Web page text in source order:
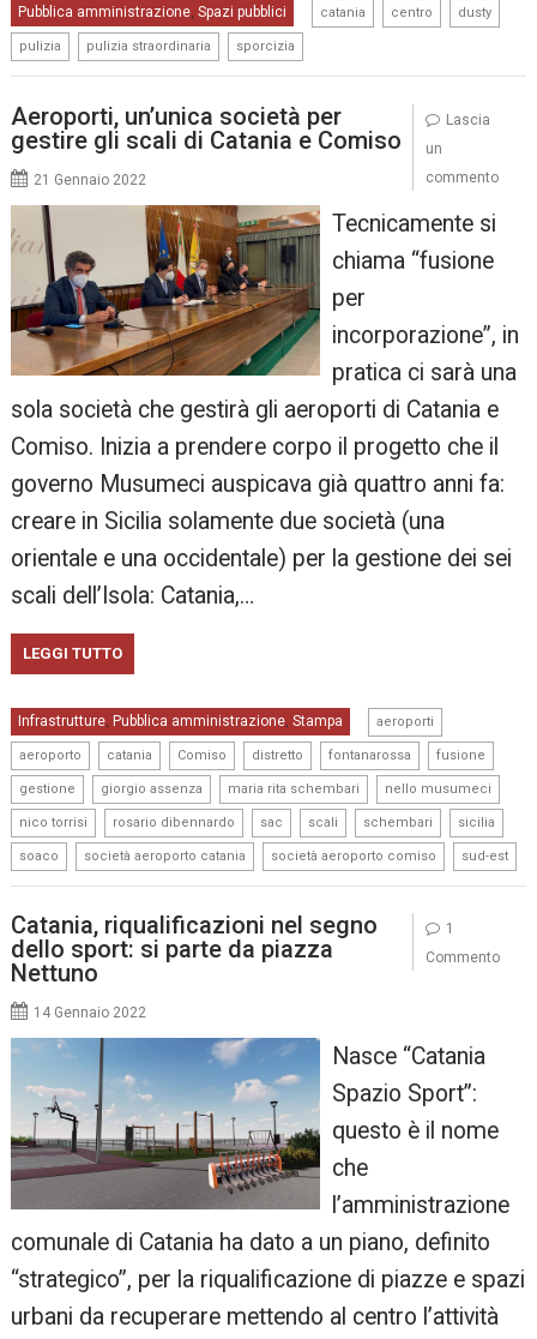
Pubblica amministrazione,Spazi pubblici catania centro dusty
pulizia pulizia straordinaria sporcizia
Aeroporti, un’unica società per
gestire gli scali di Catania e Comiso
21 Gennaio 2022
Tecnicamente si
chiama “fusione
per
incorporazione”, in
pratica ci sarà una
sola società che gestirà gli aeroporti di Catania e
Comiso. Inizia a prendere corpo il progetto che il
governo Musumeci auspicava già quattro anni fa:
creare in Sicilia solamente due società (una
orientale e una occidentale) per la gestione dei sei
scali dell’Isola: Catania,…
LEGGI TUTTO
Infrastrutture, Pubblica amministrazione,Stampa aeroporti
aeroporto catania Comiso distretto fontanarossa fusione
gestione giorgio assenza maria rita schembari nello musumeci
nico torrisi rosario dibennardo sac scali schembari sicilia
soaco società aeroporto catania società aeroporto comiso sud-est
Lascia
un
commento
Catania, riqualificazioni nel segno
dello sport: si parte da piazza
Nettuno
14 Gennaio 2022
Nasce “Catania
Spazio Sport”:
questo è il nome
che
l’amministrazione
comunale di Catania ha dato a un piano, definito
“strategico”, per la riqualificazione di piazze e spazi
urbani da recuperare mettendo al centro l’attività
1
Commento